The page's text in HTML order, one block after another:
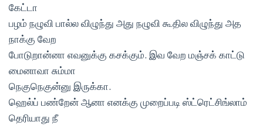
கேட்டா
பழம் நழுவி பால்ல விழுந்து அது நழுவி கூதில விழுந்து அத
நாக்கு வேற
போடுறான்னா எவனுக்கு கசக்கும். இவ வேற மஞ்சக் காட்டு
மைனாவா சும்மா
நெகுநெகுன்னு இருக்கா.
ஹெல்ப் பண்றேன் ஆனா எனக்கு முறைப்படி ஸ்ட்ரெட்சிங்லாம்
தெரியாது நீ